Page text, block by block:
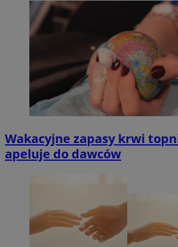
Wakacyjne zapasy krwi
apeluje do dawców